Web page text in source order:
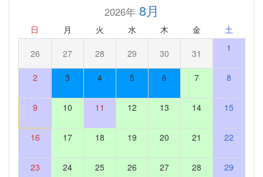
2026年8月
日 月 火 水 木 金 土
26 27 28 29 30 31 1
2 3 4 5 6 7 8
9 10 11 12 13 14 15
16 17 18 19 20 21 22
23 24 25 26 27 28 29